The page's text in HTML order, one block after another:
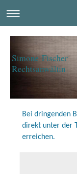
Simone Fischer
Rechtsanwältin
Bei dringenden
direkt unter der
erreichen.